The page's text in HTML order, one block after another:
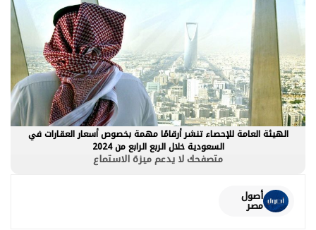
الهيئة العامة للإحصاء تنشر أرقامًا مهمة بخصوص أسعار العقارات في
السعودية خلال الربع الرابع من 2024
متصفحك لا يدعم ميزة الاستماع
أصول
مصر